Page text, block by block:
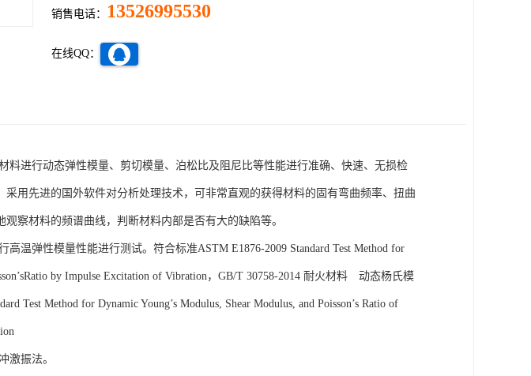
销售电话： 13526995530
在线QQ：
料进行动态弹性模量、剪切模量、泊松比及阻尼比等性能进行准确、快速、无损检
用先进的国外软件对分析处理技术，可非常直观的获得材料的固有弯曲频率、扭曲
察材料的频谱曲线，判断材料内部是否有大的缺陷等。
温弹性模量性能进行测试。符合标准ASTM E1876-2009 Standard Test Method for
by Impulse Excitation of Vibration，GB/T 30758-2014 耐火材料 动态杨氏模
Test Method for Dynamic Young’s Modulus, Shear Modulus, and Poisson’s Ratio of
激振法。